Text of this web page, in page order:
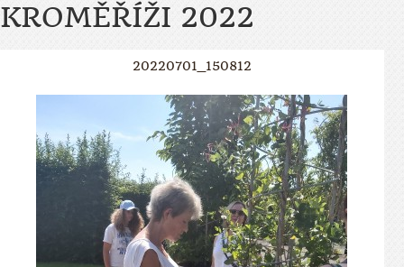
KROMĚŘÍŽI 2022
20220701_150812